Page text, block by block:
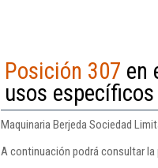
Posición 307 en
usos
Maquinaria Berjeda Sociedad
A continuación podrá consultar la